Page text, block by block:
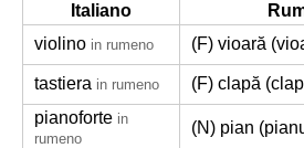
Italiano
violino in rumeno (F) vioară
tastiera in rumeno
(F) clapă
pianoforte in
rumeno
(N) pian